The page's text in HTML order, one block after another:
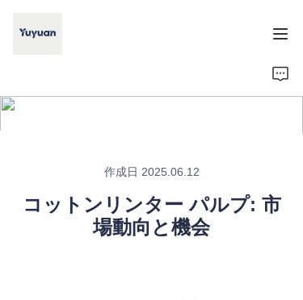
作成日 2025.06.12
コットンリンター パルプ: 市
場動向と機会
ニュース